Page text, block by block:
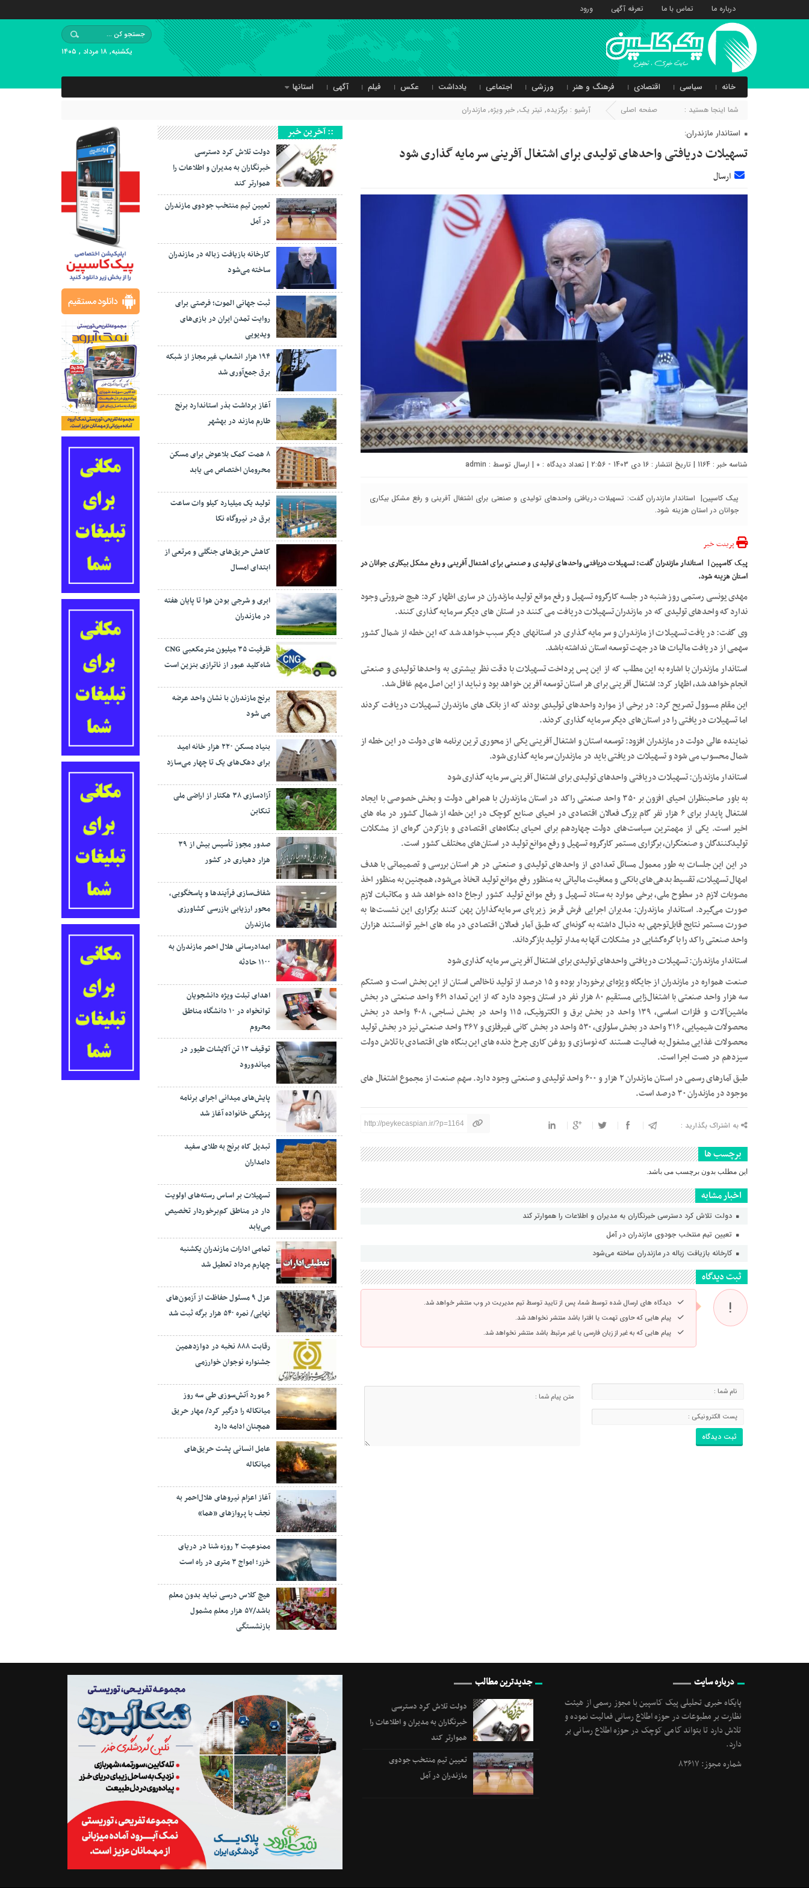
درباره ما تماس با ما تعرفه آگهی ورود
یکشنبه, ۱۸ مرداد , ۱۴۰۵
خانه سیاسی اقتصادی فرهنگ و هنر ورزشی اجتماعی یادداشت عکس فیلم آگهی استانها
شما اینجا هستید : صفحه اصلی آرشیو : برگزیده, تیتر یک, خبر ویژه, مازندران
استاندار مازندران:
تسهیلات دریافتی واحدهای تولیدی برای اشتغال آفرینی سرمایه گذاری شود
ارسال
شناسه خبر : 1164 | تاریخ انتشار : 16 دی 1403 - 2:56 | تعداد دیدگاه : 0 | ارسال توسط : admin
پیک کاسپین| استاندار مازندران گفت: تسهیلات دریافتی واحدهای تولیدی و صنعتی برای اشتغال آفرینی و رفع مشکل بیکاری
جوانان در استان هزینه شود.
پرینت خبر
پیک کاسپین| استاندار مازندران گفت: تسهیلات دریافتی واحدهای تولیدی و صنعتی برای اشتغال آفرینی و رفع مشکل بیکاری جوانان در
استان هزینه شود.
مهدی یونسی رستمی روز شنبه در جلسه کارگروه تسهیل و رفع موانع تولید مازندران در ساری اظهار کرد: هیچ ضرورتی وجود
ندارد که واحدهای تولیدی که در مازندران تسهیلات دریافت می کنند در استان های دیگر سرمایه گذاری کنند.
وی گفت: دریافت تسهیلات از مازندران و سرمایه گذاری در استانهای دیگر سبب خواهد شد که این خطه از شمال کشور
سهمی از دریافت مالیات ها در جهت توسعه استان نداشته باشد.
استاندار مازندران با اشاره به این مطلب که از این پس پرداخت تسهیلات با دقت نظر بیشتری به واحدها تولیدی و صنعتی
انجام خواهد شد، اظهار کرد: اشتغال آفرینی برای هر استان توسعه آفرین خواهد بود و نباید از این اصل مهم غافل شد.
این مقام مسوول تصریح کرد: در برخی از موارد واحدهای تولیدی بودند که از بانک های مازندران تسهیلات دریافت کردند
اما تسهیلات دریافتی را در استان‌های دیگر سرمایه گذاری کردند.
نماینده عالی دولت در مازندران افزود: توسعه استان و اشتغال آفرینی یکی از محوری ترین برنامه های دولت در این خطه از
شمال محسوب می شود و تسهیلات دریافتی باید در مازندران سرمایه گذاری شود.
استاندار مازندران: تسهیلات دریافتی واحدهای تولیدی برای اشتغال آفرینی سرمایه گذاری شود
به باور صاحبنظران احیای افزون بر ۳۵۰ واحد صنعتی راکد در استان مازندران با همراهی دولت و بخش خصوصی با ایجاد
اشتغال پایدار برای ۶ هزار نفر گام بزرگ فعالان اقتصادی در احیای صنایع کوچک در این خطه از شمال کشور در ماه های
اخیر است. یکی از مهمترین سیاست‌های دولت چهاردهم برای احیای بنگاه‌های اقتصادی و بازکردن گره‌ای از مشکلات
تولیدکنندگان و صنعتگران، برگزاری مستمر کارگروه تسهیل و رفع موانع تولید در استان‌های مختلف کشور است.
در این این جلسات به طور معمول مسائل تعدادی از واحدهای تولیدی و صنعتی در هر استان بررسی و تصمیماتی با هدف
امهال تسهیلات، تقسیط بدهی‌های بانکی و معافیت مالیاتی به منظور رفع موانع تولید اتخاذ می‌شود، همچنین به منظور اخذ
مصوبات لازم در سطوح ملی، برخی موارد به ستاد تسهیل و رفع موانع تولید کشور ارجاع داده خواهد شد و مکاتبات لازم
صورت می‌گیرد. استاندار مازندران: مدیران اجرایی فرش قرمز زیرپای سرمایه‌گذاران پهن کنند برگزاری این نشست‌ها به
صورت مستمر نتایج قابل‌توجهی به دنبال داشته به گونه‌ای که طبق آمار فعالان اقتصادی در ماه های اخیر توانستند هزاران
واحد صنعتی راکد را با گره‌گشایی در مشکلات آنها به مدار تولید بازگرداند. ‌
استاندار مازندران: تسهیلات دریافتی واحدهای تولیدی برای اشتغال آفرینی سرمایه گذاری شود
صنعت همواره در مازندران از جایگاه ویژه‌ای برخوردار بوده و ۱۵ درصد از تولید ناخالص استان از این بخش است و دستکم
سه هزار واحد صنعتی با اشتغال‌زایی مستقیم ۸۰ هزار نفر در استان وجود دارد که از این تعداد ۴۶۱ واحد صنعتی در بخش
ماشین‌آلات و فلزات اساسی، ۱۳۹ واحد در بخش برق و الکترونیک، ۱۱۵ واحد در بخش نساجی، ۴۰۸ واحد در بخش
محصولات شیمیایی، ۲۱۶ واحد در بخش سلولزی، ۵۳۰ واحد در بخش کانی غیرفلزی و ۳۶۷ واحد صنعتی نیز در بخش تولید
محصولات غذایی مشغول به فعالیت هستند که نوسازی و روغن کاری چرخ دنده های این بنگاه های اقتصادی با تلاش دولت
سیزدهم در دست اجرا است.
طبق آمارهای رسمی در استان مازندران ۲ هزار و ۶۰۰ واحد تولیدی و صنعتی وجود دارد. سهم صنعت از مجموع اشتغال های
موجود در مازندران ۳۰ درصد است.
به اشتراک بگذارید : http://peykecaspian.ir/?p=1164
برچسب ها
این مطلب بدون برچسب می باشد.
اخبار مشابه
دولت تلاش کرد دسترسی خبرنگاران به مدیران و اطلاعات را هموارتر کند
تعیین تیم منتخب جودوی مازندران در آمل
کارخانه بازیافت زباله در مازندران ساخته می‌شود
ثبت دیدگاه
دیدگاه های ارسال شده توسط شما، پس از تایید توسط تیم مدیریت در وب منتشر خواهد شد.
پیام هایی که حاوی تهمت یا افترا باشد منتشر نخواهد شد.
پیام هایی که به غیر از زبان فارسی یا غیر مرتبط باشد منتشر نخواهد شد.
:: آخرین خبر
دولت تلاش کرد دسترسی
خبرنگاران به مدیران و اطلاعات را
هموارتر کند
تعیین تیم منتخب جودوی مازندران
در آمل
کارخانه بازیافت زباله در مازندران
ساخته می‌شود
ثبت جهانی الموت؛ فرصتی برای
روایت تمدن ایران در بازی‌های
ویدیویی
۱۹۴ هزار انشعاب غیرمجاز از شبکه
برق جمع‌آوری شد
آغاز برداشت بذر استاندارد برنج
طارم مازند در بهشهر
۸ همت کمک بلاعوض برای مسکن
محرومان اختصاص می یابد
تولید یک میلیارد کیلو وات ساعت
برق در نیروگاه نکا
کاهش حریق‌های جنگلی و مرتعی از
ابتدای امسال
ابری و شرجی بودن هوا تا پایان هفته
در مازندران
ظرفیت ۳۵ میلیون مترمکعبی CNG
شاه‌کلید عبور از ناترازی بنزین است
برنج مازندران با نشان واحد عرضه
می شود
بنیاد مسکن ۲۲۰ هزار خانه امید
برای دهک‌های یک تا چهار می‌سازد
آزادسازی ۳۸ هکتار از اراضی ملی
تنکابن
صدور مجوز تأسیس بیش از ۳۹
هزار دهیاری در کشور
شفاف‌سازی فرآیند‌ها و پاسخگویی،
محور ارزیابی بازرسی کشاورزی
مازندران
امدادرسانی هلال احمر مازندران به
۱۱۰۰ حادثه
اهدای تبلت ویژه دانشجویان
توانخواه در ۱۰ دانشگاه مناطق
محروم
توقیف ۱۲ تن آلایشات طیور در
میاندورود
پایش‌های میدانی اجرای برنامه
پزشکی خانواده آغاز شد
تبدیل کاه برنج به طلای سفید
دامداران
تسهیلات بر اساس رسته‌های اولویت
دار در مناطق کم‌برخوردار تخصیص
می‌یابد
تمامی ادارات مازندران یکشنبه
چهارم مرداد تعطیل شد
عزل ۹ مسئول حفاظت از آزمون‌های
نهایی/ نمره ۵۴۰ هزار برگه ثبت شد
رقابت ۸۸۸ نخبه در دوازدهمین
جشنواره نوجوان خوارزمی
۶ مورد آتش‌سوزی طی سه روز
میانکاله را درگیر کرد/ مهار حریق
همچنان ادامه دارد
عامل انسانی پشت حریق‌های
میانکاله
آغاز اعزام نیروهای هلال‌احمر به
نجف با پروازهای «هما»
ممنوعیت ۲ روزه شنا در دریای
خزر؛ امواج ۳ متری در راه است
هیچ کلاس درسی نباید بدون معلم
باشد/۵۷ هزار معلم مشمول
بازنشستگی
درباره سایت
پایگاه خبری تحلیلی پیک کاسپین با مجوز رسمی از هیئت
نظارت بر مطبوعات در حوزه اطلاع رسانی فعالیت نموده و
تلاش دارد تا بتواند گامی کوچک در حوزه اطلاع رسانی بر
دارد.
شماره مجوز: ۸۳۶۱۷
جدیدترین مطالب
دولت تلاش کرد دسترسی
خبرنگاران به مدیران و اطلاعات را
هموارتر کند
تعیین تیم منتخب جودوی
مازندران در آمل